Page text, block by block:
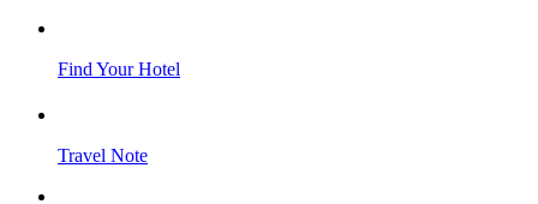
Find Your Hotel
Travel Note